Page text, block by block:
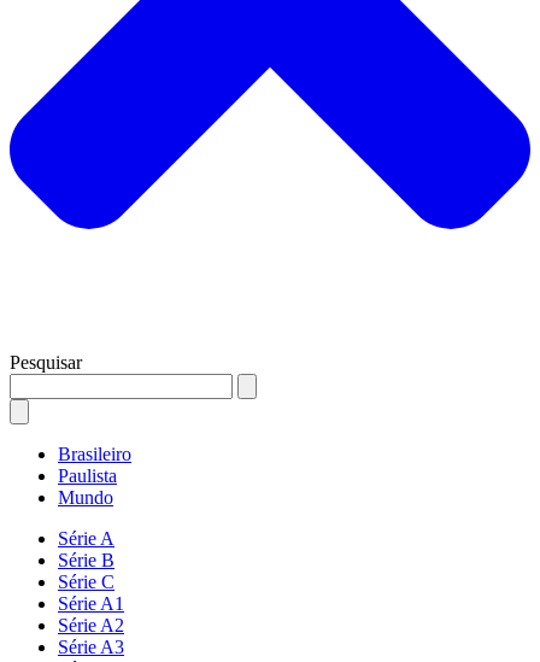
Pesquisar
Brasileiro
Paulista
Mundo
Série A
Série B
Série C
Série A1
Série A2
Série A3